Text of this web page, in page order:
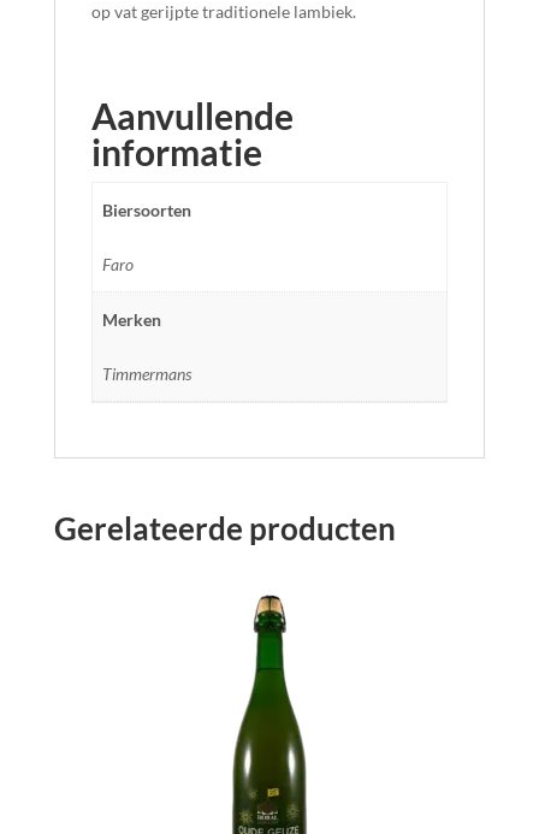
op vat gerijpte traditionele lambiek.
Aanvullende
informatie
Biersoorten
Faro
Merken
Timmermans
Gerelateerde producten